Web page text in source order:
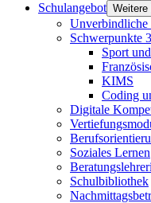
Schulangebot Weitere
Unverbindliche
Schwerpunkte
Sport
KIMS
Coding
Digitale
Soziales Lernen
Schulbibliothek